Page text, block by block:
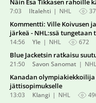
Näin Esa Tikkasen rahoille
7:03 Iltalehti NHL
Kommentti: Ville Koivusen
järkeä - NHL:ssä
14:56 Yle NHL 672
Blue Jacketsin ratkaisu
21:50 Savon Sanomat NHL
Kanadan olympiakiekkoilija
jättisopimukselle
13:03 Klangi NHL